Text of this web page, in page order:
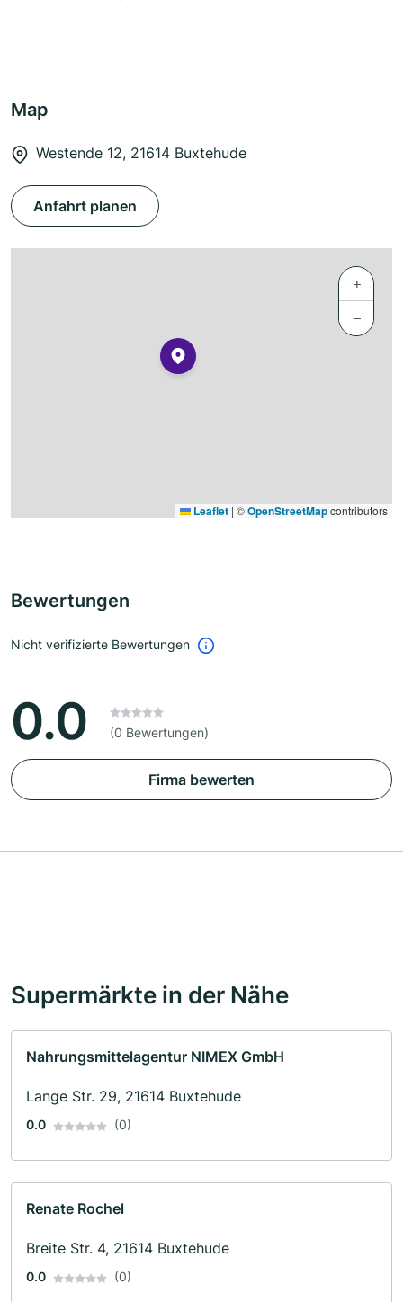
Map
Westende 12, 21614 Buxtehude
Anfahrt planen
+
−
Leaflet | ©OpenStreetMapcontributors
Bewertungen
Nicht verifizierte Bewertungen
0.0 (0 Bewertungen)
Firma bewerten
Supermärkte in der Nähe
Nahrungsmittelagentur NIMEX GmbH
Lange Str. 29, 21614 Buxtehude
0.0 (0)
Renate Rochel
Breite Str. 4, 21614 Buxtehude
0.0 (0)